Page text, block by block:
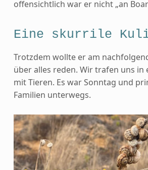
offensichtlich war er nicht „an
Eine skurrile
Trotzdem wollte er am
über alles reden. Wir trafen uns in
mit Tieren. Es war Sonntag und
Familien unterwegs.